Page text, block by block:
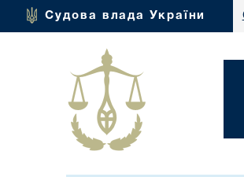
Судова влада України